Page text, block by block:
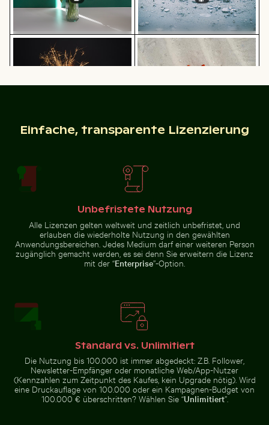
Eleganter Tulpenstrauß in Zerstreute Eisscherben auf
gefrorenem See
Wunderkerze mit Botschaft Budget verbrannt
Wunderkerze mit Botschaft
Budget verbrannt
Helle orangefarbene
Helle orangefarbene Seestern am
Sandstrand
Buddha-Statuen im Wat Yai Chai Nahaufnahme eines
Malachitfalters auf grünem Blatt
Traditionelles Langheckboot am tropischen Strand
Elegante Schwäne
Verschwommener Wald mit
abstrakten Baumstrukturen
Abstrakter Wald mit
Bewegungsunschärfe
Mönchsittich im Flug mit Ästen vor blauem Himmel
Junger Kiefernbaum auf dem Hahneberg
Blaue Sanduhr am Sandstrand
Einfache, transparente Lizenzierung
Unbefristete Nutzung
Alle Lizenzen gelten weltweit und zeitlich unbefristet, und
erlauben die wiederholte Nutzung in den gewählten
Anwendungsbereichen. Jedes Medium darf einer weiteren Person
zugänglich gemacht werden, es sei denn Sie erweitern die Lizenz
mit der “Enterprise”-Option.
Standard vs. Unlimitiert
Die Nutzung bis 100.000 ist immer abgedeckt: Z.B. Follower,
Newsletter-Empfänger oder monatliche Web/App-Nutzer
(Kennzahlen zum Zeitpunkt des Kaufes, kein Upgrade nötig). Wird
eine Druckauflage von 100.000 oder ein Kampagnen-Budget von
100.000 € überschritten? Wählen Sie “Unlimitiert”.